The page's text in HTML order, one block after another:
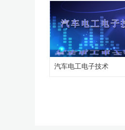
汽车电工电子技术